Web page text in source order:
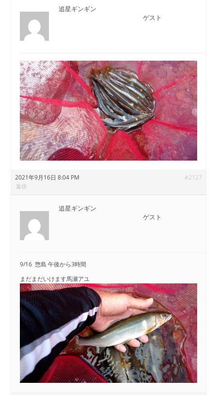
追星ギンギン
ゲスト
2021年9月16日 8:04 PM #2127
返信
追星ギンギン
ゲスト
9/16 惣島 午後から3時間
まだまだいけます馬瀬アユ